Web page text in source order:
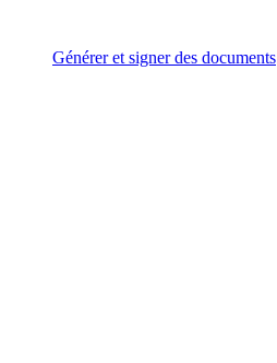
Générer et signer des documents